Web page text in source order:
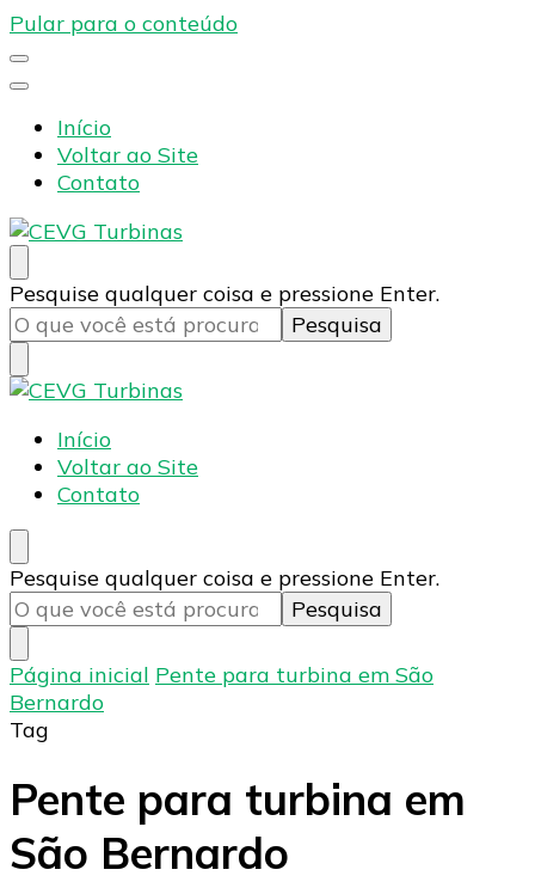
Pular para o conteúdo
Início
Voltar ao Site
Contato
CEVG Turbinas
Blog – CEVG Turbinas
Procurando
algo?
Pesquise qualquer coisa e pressione Enter.
CEVG Turbinas
Blog – CEVG Turbinas
Início
Voltar ao Site
Contato
Procurando
algo?
Pesquise qualquer coisa e pressione Enter.
Página inicial Pente para turbina em São
Bernardo
Tag
Pente para turbina em
São Bernardo